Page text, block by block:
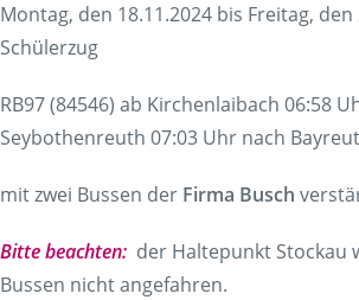
Montag, den 18.11.2024 bis Freitag,
Schülerzug
RB97 (84546) ab Kirchenlaibach 06:58
Seybothenreuth 07:03 Uhr nach
mit zwei Bussen der Firma Busch
Bitte beachten: der Haltepunkt Stockau
Bussen nicht angefahren.